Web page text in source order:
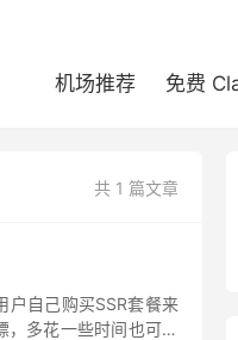
机场推荐 免费
共 1 篇文章
户自己购买SSR套餐来
多花一些时间也可以